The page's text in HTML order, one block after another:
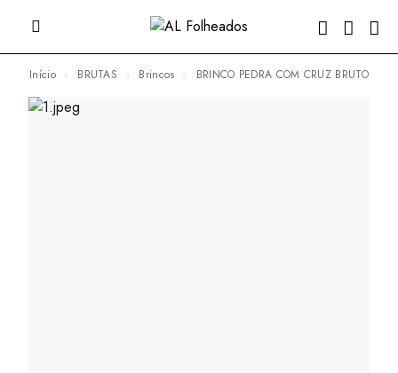
Início BRUTAS Brincos BRINCO PEDRA COM CRUZ BRUTO